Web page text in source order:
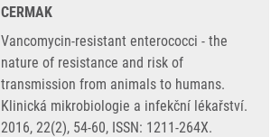
CERMAK
Vancomycin-resistant enterococci - the
nature of resistance and risk of
transmission from animals to humans.
Klinická mikrobiologie a infekční lékařství.
2016, 22(2), 54-60, ISSN: 1211-264X.